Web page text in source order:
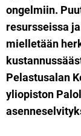
ongelmiin.
resursseissa
mielletään
Pelastusalan
yliopiston